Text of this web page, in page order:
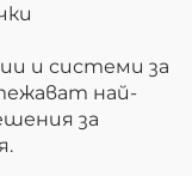
и системи за
най-
за